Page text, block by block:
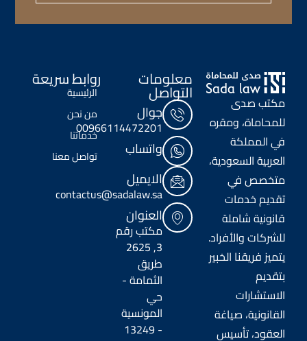
مكتب صدى
للمحاماة، ومقره
في المملكة
العربية السعودية،
متخصص في
تقديم خدمات
قانونية شاملة
للشركات والأفراد.
يتميز فريقنا الخبير
بتقديم
الاستشارات
القانونية، صياغة
العقود، تأسيس
معلومات
التواصل
جوال
00966114472201
واتساب
الايميل
contactus@sadalaw.sa
العنوان
مكتب رقم
3, 2625
طريق
الثمامة -
حي
المونسية
- 13249
روابط سريعة
الرئيسية
من نحن
خدماتنا
تواصل معنا